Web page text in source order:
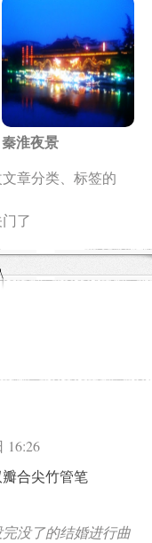
秦淮夜景
章分类、标签的
了
16:26
合尖竹管笔
没了的结婚进行曲